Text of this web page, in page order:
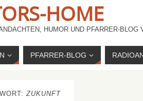
HOME
HUMOR UND PFARRER-BLOG
PFARRER-BLOG
ZUKUNFT